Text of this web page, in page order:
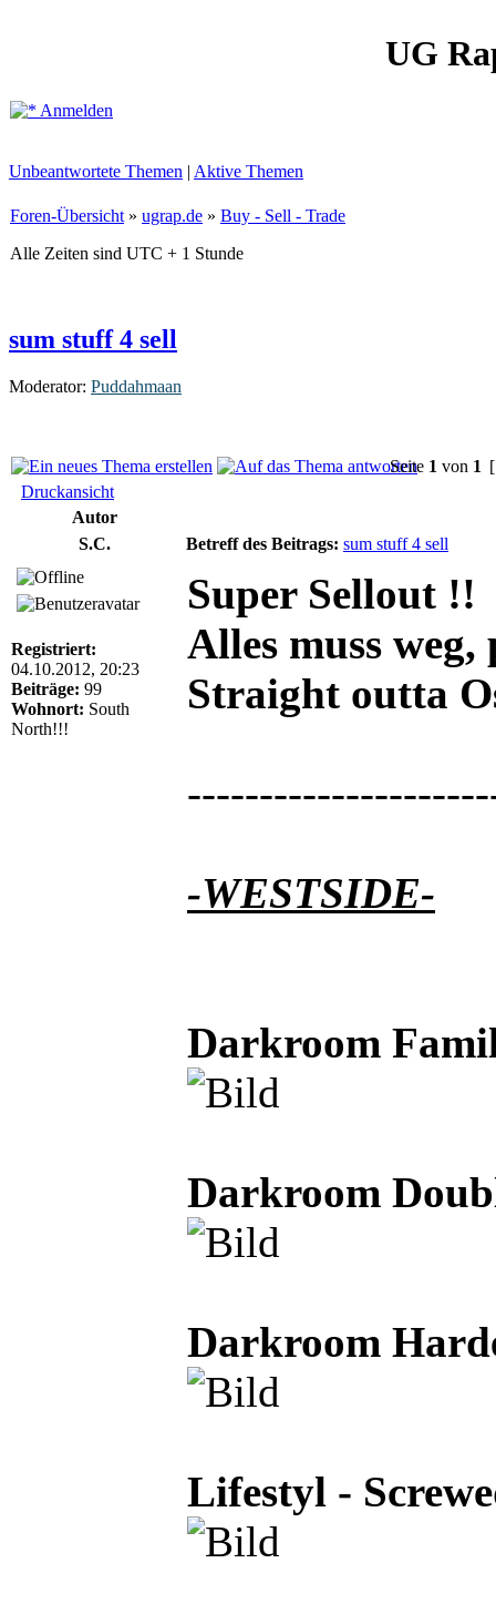
UG
Anmelden
Unbeantwortete Themen | Aktive Themen
Foren-Übersicht » ugrap.de » Buy - Sell - Trade
Alle Zeiten sind UTC + 1 Stunde
sum stuff 4 sell
Moderator: Puddahmaan
Seite 1 von 1
Druckansicht
Autor
S.C.
Betreff des Beitrags: sum stuff 4 sell
Registriert:
04.10.2012, 20:23
Beiträge: 99
Wohnort: South
North!!!
Super Sellout !!
Alles muss
Straight outta
-WESTSIDE-
Darkroom
Darkroom
Darkroom
Lifestyl -